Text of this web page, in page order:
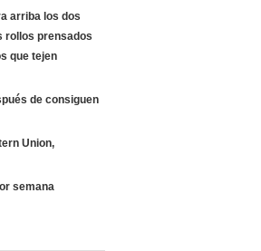
arriba los dos
rollos prensados
que tejen
de consiguen
Union,
semana